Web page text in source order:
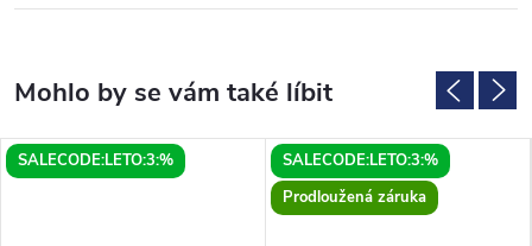
SALECODE:LETO:3:%
SALECODE:LETO:3:%
Prodloužená záruka